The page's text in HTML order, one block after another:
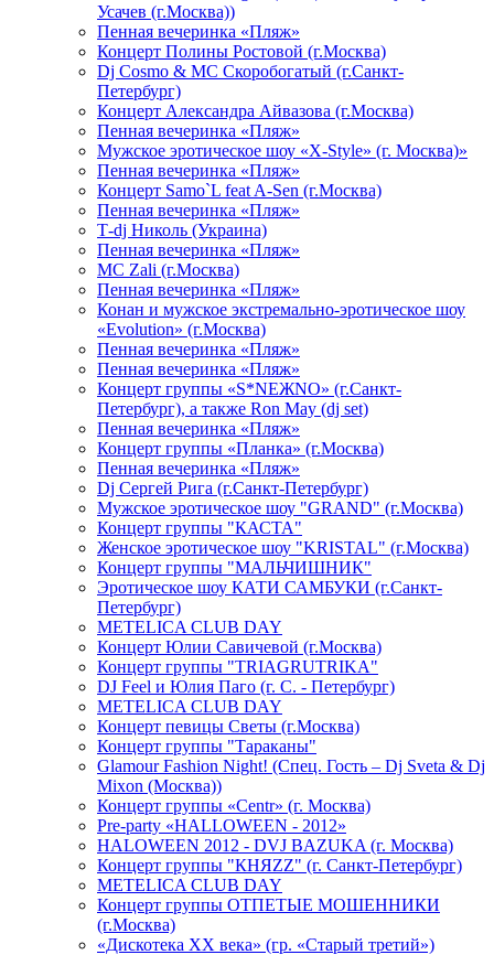
Усачев (г.Москва))
Пенная вечеринка «Пляж»
Концерт Полины Ростовой (г.Москва)
Dj Cosmo & МС Скоробогатый (г.Санкт-
Петербург)
Концерт Александра Айвазова (г.Москва)
Пенная вечеринка «Пляж»
Мужское эротическое шоу «X-Style» (г. Москва)»
Пенная вечеринка «Пляж»
Концерт Samo`L feat A-Sen (г.Москва)
Пенная вечеринка «Пляж»
Т-dj Николь (Украина)
Пенная вечеринка «Пляж»
МС Zali (г.Москва)
Пенная вечеринка «Пляж»
Конан и мужское экстремально-эротическое шоу
«Evolution» (г.Москва)
Пенная вечеринка «Пляж»
Пенная вечеринка «Пляж»
Концерт группы «S*NEЖNO» (г.Санкт-
Петербург), а также Ron May (dj set)
Пенная вечеринка «Пляж»
Концерт группы «Планка» (г.Москва)
Пенная вечеринка «Пляж»
Dj Сергей Рига (г.Санкт-Петербург)
Мужское эротическое шоу "GRAND" (г.Москва)
Концерт группы "КАСТА"
Женское эротическое шоу "KRISTAL" (г.Москва)
Концерт группы "МАЛЬЧИШНИК"
Эротическое шоу КАТИ САМБУКИ (г.Санкт-
Петербург)
METELICA CLUB DAY
Концерт Юлии Савичевой (г.Москва)
Концерт группы "TRIAGRUTRIKA"
DJ Feel и Юлия Паго (г. С. - Петербург)
METELICA CLUB DAY
Концерт певицы Светы (г.Москва)
Концерт группы "Тараканы"
Glamour Fashion Night! (Спец. Гость – Dj Sveta & Dj
Mixon (Москва))
Концерт группы «Centr» (г. Москва)
Pre-party «HALLOWEEN - 2012»
HALOWEEN 2012 - DVJ BAZUKA (г. Москва)
Концерт группы "КНЯZZ" (г. Санкт-Петербург)
METELICA CLUB DAY
Концерт группы ОТПЕТЫЕ МОШЕННИКИ
(г.Москва)
«Дискотека ХХ века» (гр. «Старый третий»)